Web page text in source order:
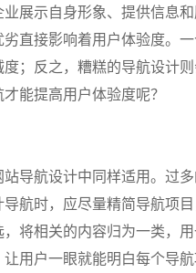
展示自身形象、提供信息
直接影响着用户体验度。
；反之，糟糕的导航设计
能提高用户体验度呢？
导航设计中同样适用。过
航时，应尽量精简导航项
将相关的内容归为一类，
用户一眼就能明白每个导航